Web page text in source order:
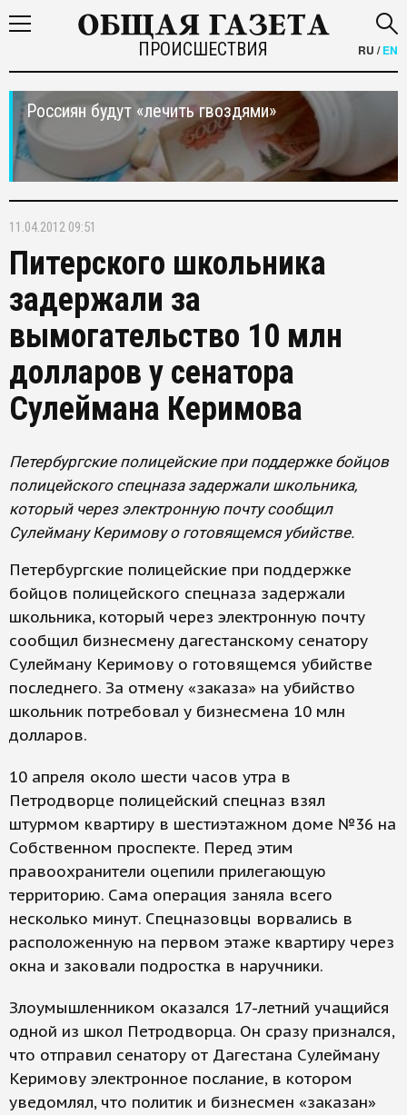
ПРОИСШЕСТВИЯ RU /EN
Россиян будут «лечить гвоздями»
11.04.2012 09:51
Питерского школьника
задержали за
вымогательство 10 млн
долларов у сенатора
Сулеймана Керимова
Петербургские полицейские при поддержке бойцов
полицейского спецназа задержали школьника,
который через электронную почту сообщил
Сулейману Керимову о готовящемся убийстве.
Петербургские полицейские при поддержке
бойцов полицейского спецназа задержали
школьника, который через электронную почту
сообщил бизнесмену дагестанскому сенатору
Сулейману Керимову о готовящемся убийстве
последнего. За отмену «заказа» на убийство
школьник потребовал у бизнесмена 10 млн
долларов.
10 апреля около шести часов утра в
Петродворце полицейский спецназ взял
штурмом квартиру в шестиэтажном доме №36 на
Собственном проспекте. Перед этим
правоохранители оцепили прилегающую
территорию. Сама операция заняла всего
несколько минут. Спецназовцы ворвались в
расположенную на первом этаже квартиру через
окна и заковали подростка в наручники.
Злоумышленником оказался 17-летний учащийся
одной из школ Петродворца. Он сразу признался,
что отправил сенатору от Дагестана Сулейману
Керимову электронное послание, в котором
уведомлял, что политик и бизнесмен «заказан»